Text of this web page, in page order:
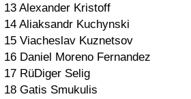
13 Alexander Kristoff
14 Aliaksandr Kuchynski
15 Viacheslav Kuznetsov
16 Daniel Moreno Fernandez
17 RüDiger Selig
18 Gatis Smukulis